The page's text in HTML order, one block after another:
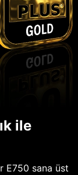
ile
E750 sana üst